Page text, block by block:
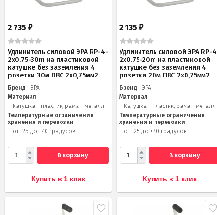
2 735 ₽
Удлинитель силовой ЭРА RP-4-
2x0.75-30m на пластиковой
катушке без заземления 4
розетки 30м ПВС 2х0,75мм2
Бренд
ЭРА
Материал
Катушка - пластик, рама - металл
Температурные ограничения
хранения и перевозки
от -25 до +40 градусов
В корзину
Купить в 1 клик
2 135₽
Удлинитель силовой ЭРА RP-
2x0.75-20m на пластиковой
катушке без заземления 4
розетки 20м ПВС 2х0,75мм2
Бренд
ЭРА
Материал
Катушка - пластик, рама - металл
Температурные ограничения
хранения и перевозки
от -25 до +40 градусов
В корзину
Купить в 1 клик